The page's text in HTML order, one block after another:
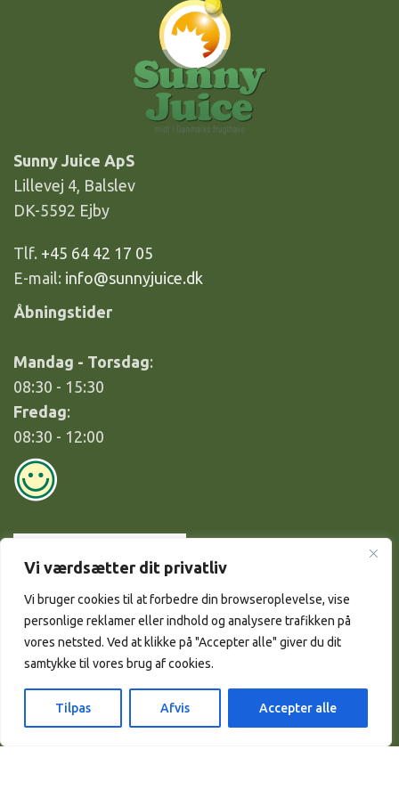
Vi værdsætter dit privatliv
Vi bruger cookies til at forbedre din browseroplevelse, vise
personlige reklamer eller indhold og analysere trafikken på
vores netsted. Ved at klikke på "Accepter alle" giver du dit
samtykke til vores brug af cookies.
Tilpas Afvis Accepter alle
Sunny Juice ApS
Lillevej 4, Balslev
DK-5592 Ejby
Tlf. +45 64 42 17 05
E-mail: info@sunnyjuice.dk
Åbningstider
Mandag - Torsdag:
08:30 - 15:30
Fredag:
08:30 - 12:00